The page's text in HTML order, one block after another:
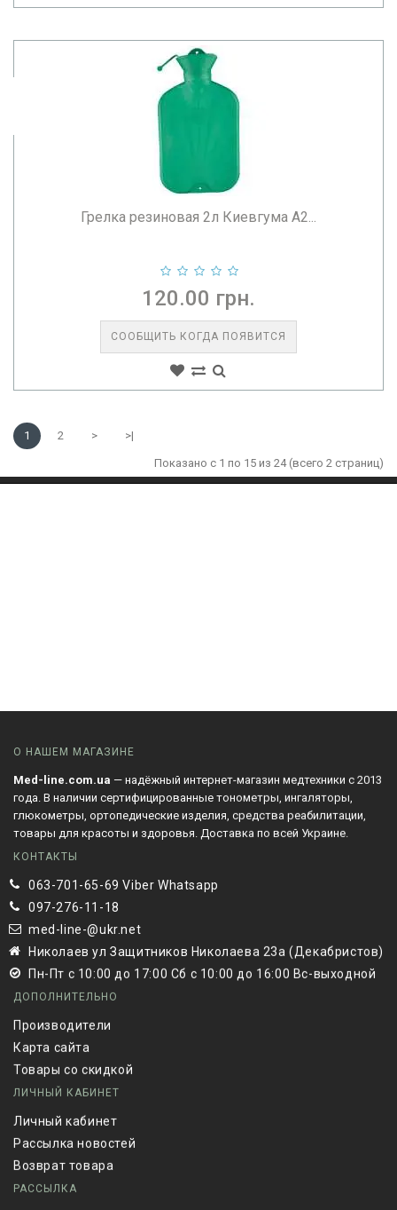
Грелка резиновая 2л Киевгума А2...
120.00 грн.
СООБЩИТЬ КОГДА ПОЯВИТСЯ
1 2 > >|
Показано с 1 по 15 из 24 (всего 2 страниц)
О НАШЕМ МАГАЗИНЕ
Med-line.com.ua — надёжный интернет-магазин медтехники с 2013
года. В наличии сертифицированные тонометры, ингаляторы,
глюкометры, ортопедические изделия, средства реабилитации,
товары для красоты и здоровья. Доставка по всей Украине.
КОНТАКТЫ
063-701-65-69 Viber Whatsapp
097-276-11-18
med-line-@ukr.net
Николаев ул Защитников Николаева 23а (Декабристов)
Пн-Пт с 10:00 до 17:00 Сб с 10:00 до 16:00 Вс-выходной
ДОПОЛНИТЕЛЬНО
Производители
Карта сайта
Товары со скидкой
ЛИЧНЫЙ КАБИНЕТ
Личный кабинет
Рассылка новостей
Возврат товара
РАССЫЛКА